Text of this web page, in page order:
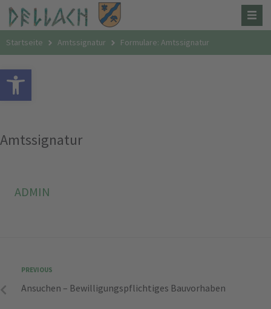
Open toolbar
Startseite Amtssignatur Formulare: Amtssignatur
Amtssignatur
ADMIN
PREVIOUS
Ansuchen – Bewilligungspflichtiges Bauvorhaben